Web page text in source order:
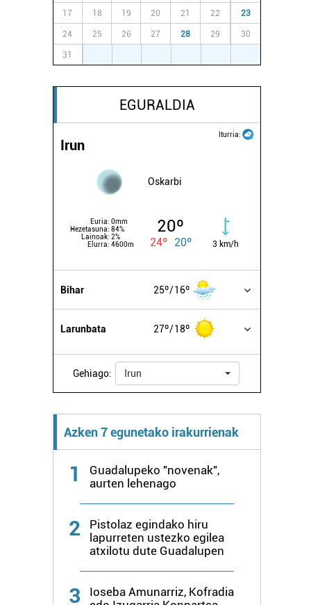
17 18 19 20 21 22 23
24 25 26 27 28 29 30
31
EGURALDIA
Iturria:
Irun
Oskarbi
Euria: 0mm
Hezetasuna: 84%
Lainoak: 2%
Elurra: 4600m
20º
24º 20º 3 km/h
Bihar 25º 16º
Larunbata 27º 18º
Gehiago: Irun
Azken 7 egunetako irakurrienak
1
Guadalupeko "novenak",
aurten lehenago
2
Pistolaz egindako hiru
lapurreten ustezko egilea
atxilotu dute Guadalupen
3
Ioseba Amunarriz, Kofradia